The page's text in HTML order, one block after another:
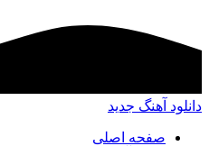
دانلود آهنگ جدید
صفحه اصلی